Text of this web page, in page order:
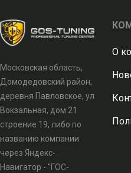
Московская область,
Домодедовский район,
деревня Павловское, ул
Вокзальная, дом 21
строение 19, либо по
названию компании
через Яндекс-
Навигатор - "ГОС-
О